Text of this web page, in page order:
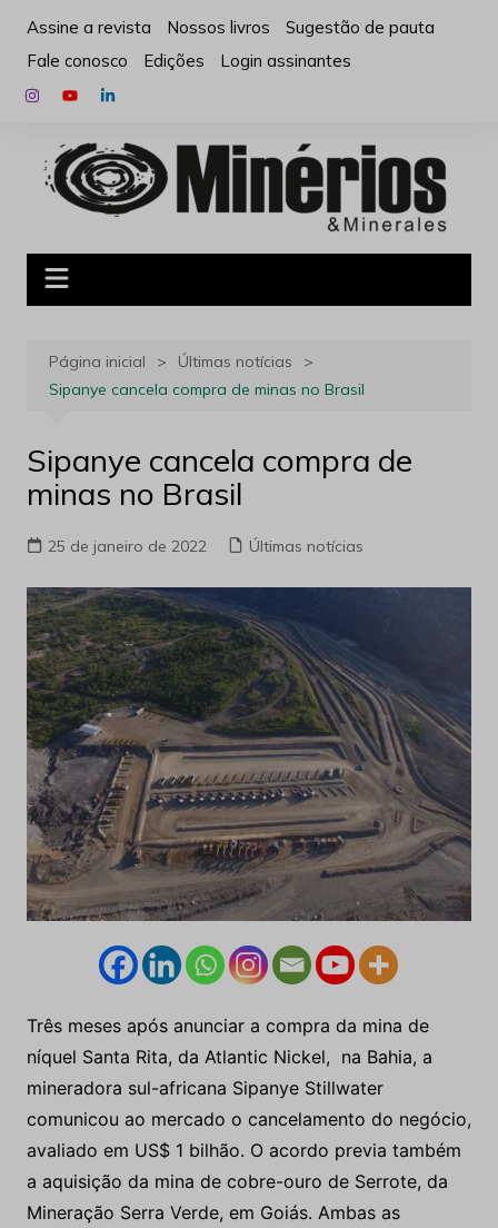
para
conteúdo
Assine a revista Nossos livros
Sugestão de pauta
Fale conosco
Edições Login assinantes
Página inicial
Últimas notícias
Sipanye cancela compra de minas no Brasil
Sipanye cancela compra de
minas no Brasil
25 de janeiro de 2022 Últimas notícias
Três meses após anunciar a compra da mina de
níquel Santa Rita, da Atlantic Nickel, na Bahia, a
mineradora sul-africana Sipanye Stillwater
comunicou ao mercado o cancelamento do negócio,
avaliado em US$ 1 bilhão. O acordo previa também
a aquisição da mina de cobre-ouro de Serrote, da
Mineração Serra Verde, em Goiás. Ambas as